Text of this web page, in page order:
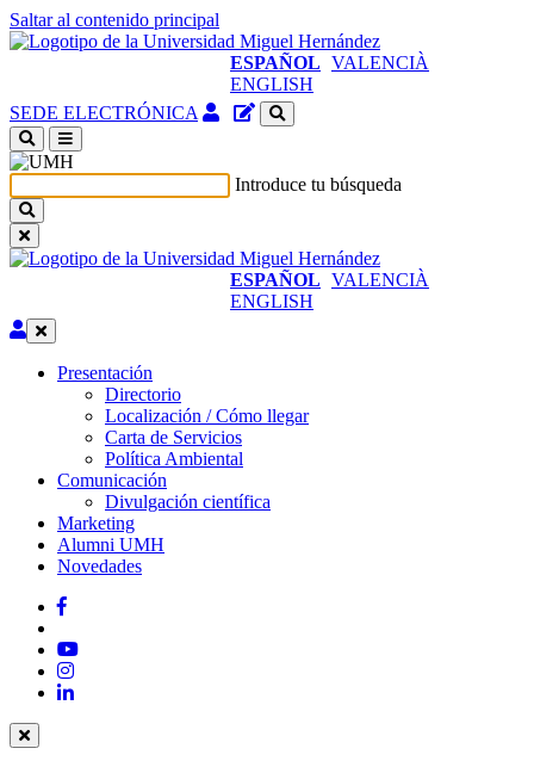
Saltar al contenido principal
ESPAÑOL VALENCIÀ
ENGLISH
SEDE ELECTRÓNICA Acceso
identificado
en
ventana
Gestor
del
sitio
Introduce tu búsqueda
ESPAÑOL VALENCIÀ
ENGLISH
Editar
Presentación
Presentación
Directorio
Localización / Cómo llegar
Carta de Servicios
Política Ambiental
Comunicación
Comunicación
Divulgación científica
Marketing
Alumni UMH
Novedades
Facebook
YouTube
Instagram
LinkedIn